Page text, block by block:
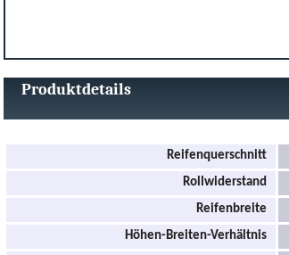
Produktdetails
Reifenquerschnitt
Rollwiderstand
Reifenbreite
Höhen-Breiten-Verhältnis